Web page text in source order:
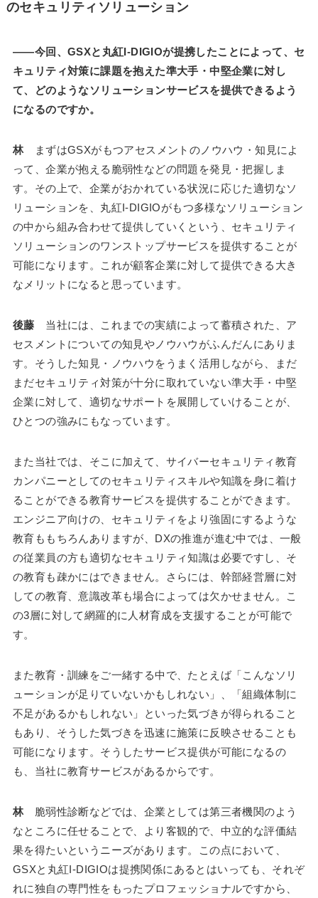
のセキュリティソリューション
――今回、GSXと丸紅I-DIGIOが提携したことによって、セ
キュリティ対策に課題を抱えた準大手・中堅企業に対し
て、どのようなソリューションサービスを提供できるよう
になるのですか。
林まずはGSXがもつアセスメントのノウハウ・知見によ
って、企業が抱える脆弱性などの問題を発見・把握しま
す。その上で、企業がおかれている状況に応じた適切なソ
リューションを、丸紅I-DIGIOがもつ多様なソリューション
の中から組み合わせて提供していくという、セキュリティ
ソリューションのワンストップサービスを提供することが
可能になります。これが顧客企業に対して提供できる大き
なメリットになると思っています。
後藤 当社には、これまでの実績によって蓄積された、ア
セスメントについての知見やノウハウがふんだんにありま
す。そうした知見・ノウハウをうまく活用しながら、まだ
まだセキュリティ対策が十分に取れていない準大手・中堅
企業に対して、適切なサポートを展開していけることが、
ひとつの強みにもなっています。
また当社では、そこに加えて、サイバーセキュリティ教育
カンパニーとしてのセキュリティスキルや知識を身に着け
ることができる教育サービスを提供することができます。
エンジニア向けの、セキュリティをより強固にするような
教育ももちろんありますが、DXの推進が進む中では、一般
の従業員の方も適切なセキュリティ知識は必要ですし、そ
の教育も疎かにはできません。さらには、幹部経営層に対
しての教育、意識改革も場合によっては欠かせません。こ
の3層に対して網羅的に人材育成を支援することが可能で
す。
また教育・訓練をご一緒する中で、たとえば「こんなソリ
ューションが足りていないかもしれない」、「組織体制に
不足があるかもしれない」といった気づきが得られること
もあり、そうした気づきを迅速に施策に反映させることも
可能になります。そうしたサービス提供が可能になるの
も、当社に教育サービスがあるからです。
林脆弱性診断などでは、企業としては第三者機関のよう
なところに任せることで、より客観的で、中立的な評価結
果を得たいというニーズがあります。この点において、
GSXと丸紅I-DIGIOは提携関係にあるとはいっても、それぞ
れに独自の専門性をもったプロフェッショナルですから、